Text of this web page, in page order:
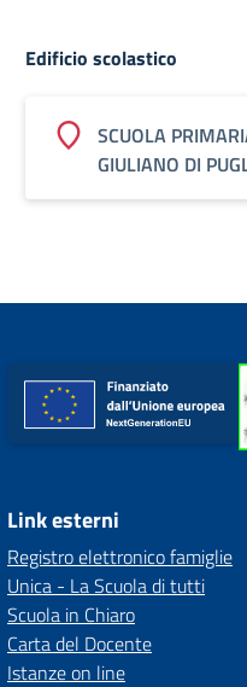
Edificio scolastico
SCUOLA
GIULIANO DI
Link esterni
Registro elettronico famiglie
Unica - La Scuola di tutti
Scuola in Chiaro
Carta del Docente
Istanze on line